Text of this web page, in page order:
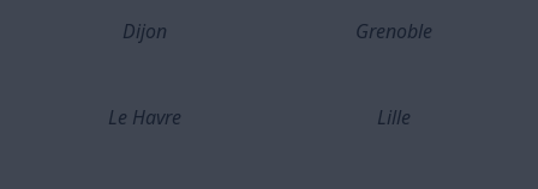
Dijon Grenoble
Le Havre Lille